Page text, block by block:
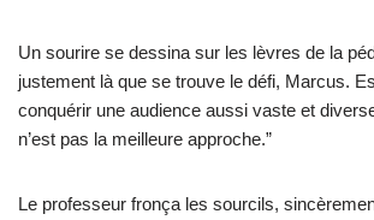
Un sourire se dessina sur les lèvres de la
justement là que se trouve le défi, Marcus.
conquérir une audience aussi vaste et
n’est pas la meilleure approche.”
Le professeur fronça les sourcils,